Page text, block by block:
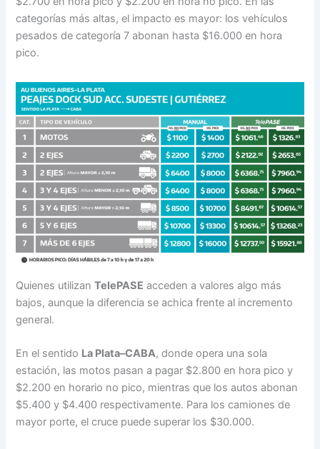
categorías más altas, el impacto es mayor: los vehículos
pesados de categoría 7 abonan hasta $16.000 en hora
pico.
Quienes utilizanTelePASE acceden a valores algo más
bajos, aunque la diferencia se achica frente al incremento
general.
En el sentido La Plata–CABA, donde opera una sola
estación, las motos pasan a pagar $2.800 en hora pico y
$2.200 en horario no pico, mientras que los autos abonan
$5.400 y $4.400 respectivamente. Para los camiones de
mayor porte, el cruce puede superar los $30.000.